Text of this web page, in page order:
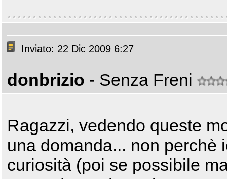
Inviato: 22 Dic 2009 6:27
donbrizio - Senza Freni
Ragazzi, vedendo queste
una domanda... non perchè
curiosità (poi se possibile